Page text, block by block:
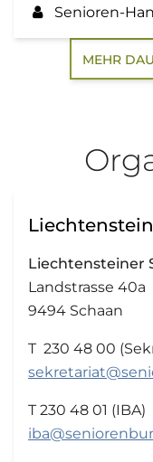
Senioren-
MEHR
Liechtensteiner
Landstrasse 40a
9494 Schaan
T 230 48 00
T 230 48 01 (IBA)